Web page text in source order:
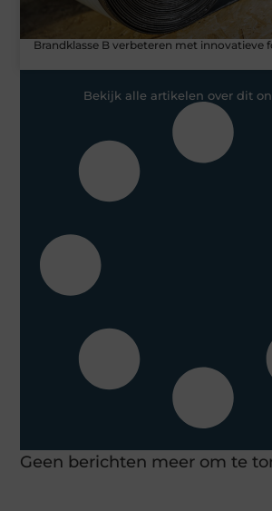
Brandklasse B verbeteren met innovatieve
Bekijk alle artikelen over dit
Geen berichten meer om te